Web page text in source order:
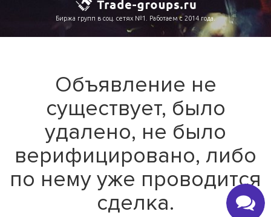
Биржа групп в соц. сетях №1. Работаем с 2014 года.
Объявление не
существует, было
удалено, не было
верифицировано, либо
по нему уже проводится
сделка.